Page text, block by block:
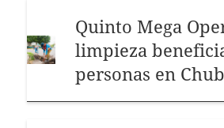
Quinto Mega
limpieza
personas en